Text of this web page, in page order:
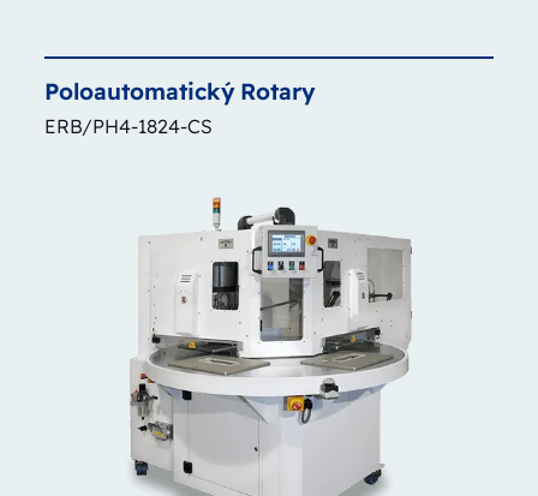
Poloautomatický Rotary
ERB/PH4-1824-CS